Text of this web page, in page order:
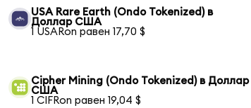
USA Rare Earth (Ondo Tokenized) в
Доллар США
1 USARon равен 17,70 $
Cipher Mining (Ondo Tokenized) в Доллар
США
1 CIFRon равен 19,04 $